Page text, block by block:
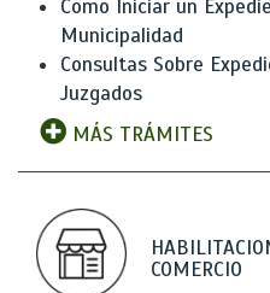
Como Iniciar un
Municipalidad
Consultas Sobre
Juzgados
MÁS TRÁMITES
COMERCIO